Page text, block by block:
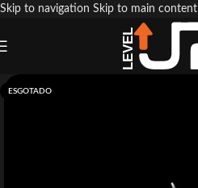
Skip to navigation Skip to main content
ESGOTADO